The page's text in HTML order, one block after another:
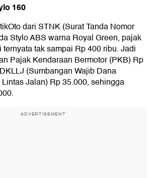
160
dari STNK (Surat Tanda Nomor
Stylo ABS warna Royal Green, pajak
tak sampai Rp 400 ribu. Jadi
Pajak Kendaraan Bermotor (PKB) Rp
(Sumbangan Wajib Dana
Jalan) Rp 35.000, sehingga
ADVERTISEMENT